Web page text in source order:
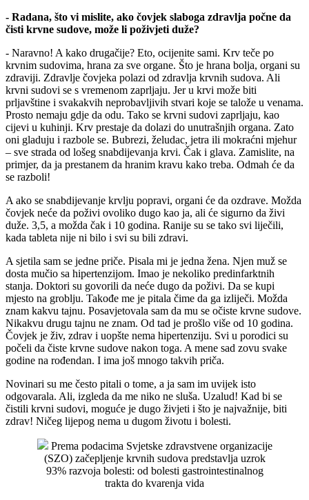
- Radana, što vi mislite, ako čovjek slaboga zdravlja počne da
čisti krvne sudove, može li poživjeti duže?
- Naravno! A kako drugačije? Eto, ocijenite sami. Krv teče po
krvnim sudovima, hrana za sve organe. Što je hrana bolja, organi su
zdraviji. Zdravlje čovjeka polazi od zdravlja krvnih sudova. Ali
krvni sudovi se s vremenom zaprljaju. Jer u krvi može biti
prljavštine i svakakvih neprobavljivih stvari koje se talože u venama.
Prosto nemaju gdje da odu. Tako se krvni sudovi zaprljaju, kao
cijevi u kuhinji. Krv prestaje da dolazi do unutrašnjih organa. Zato
oni gladuju i razbole se. Bubrezi, želudac, jetra ili mokraćni mjehur
– sve strada od lošeg snabdijevanja krvi. Čak i glava. Zamislite, na
primjer, da ja prestanem da hranim kravu kako treba. Odmah će da
se razboli!
A ako se snabdijevanje krvlju popravi, organi će da ozdrave. Možda
čovjek neće da poživi ovoliko dugo kao ja, ali će sigurno da živi
duže. 3,5, a možda čak i 10 godina. Ranije su se tako svi liječili,
kada tableta nije ni bilo i svi su bili zdravi.
A sjetila sam se jedne priče. Pisala mi je jedna žena. Njen muž se
dosta mučio sa hipertenzijom. Imao je nekoliko predinfarktnih
stanja. Doktori su govorili da neće dugo da poživi. Da se kupi
mjesto na groblju. Takođe me je pitala čime da ga izliječi. Možda
znam kakvu tajnu. Posavjetovala sam da mu se očiste krvne sudove.
Nikakvu drugu tajnu ne znam. Od tad je prošlo više od 10 godina.
Čovjek je živ, zdrav i uopšte nema hipertenziju. Svi u porodici su
počeli da čiste krvne sudove nakon toga. A mene sad zovu svake
godine na rođendan. I ima još mnogo takvih priča.
Novinari su me često pitali o tome, a ja sam im uvijek isto
odgovarala. Ali, izgleda da me niko ne sluša. Uzalud! Kad bi se
čistili krvni sudovi, moguće je dugo živjeti i što je najvažnije, biti
zdrav! Ničeg lijepog nema u dugom životu i bolesti.
Prema podacima Svjetske zdravstvene organizacije
(SZO) začepljenje krvnih sudova predstavlja uzrok
93% razvoja bolesti: od bolesti gastrointestinalnog
trakta do kvarenja vida